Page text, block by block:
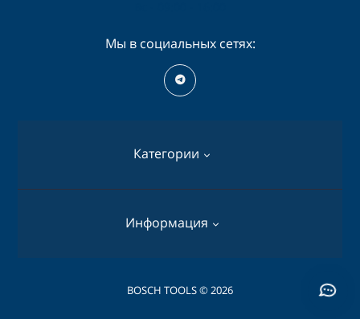
Категории
Перфораторы
Информация
О нас
Мы в социальных сетях:
BOSCH TOOLS © 2026